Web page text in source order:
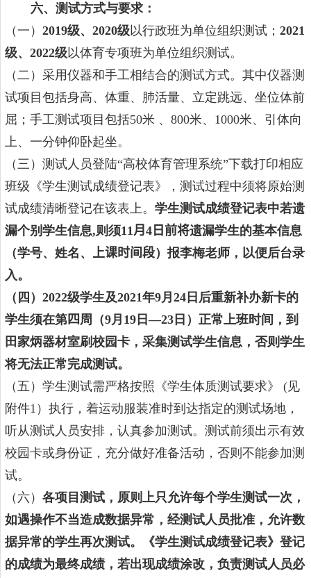
六、测试方式与要求：
（一） 2019级、 2020级以行政班为单位组织测试； 2021
级、 2022级以体育专项班为单位组织测试。
（二）采用仪器和手工相结合的测试方式。其中仪器测
试项目包括身高、体重、肺活量、立定跳远、坐位体前
屈；手工测试项目包括50米 、 800米、 1000米、引体向
上、一分钟仰卧起坐。
（三）测试人员登陆“高校体育管理系统”下载打印相应
班级《学生测试成绩登记表》，测试过程中须将原始测
试成绩清晰登记在该表上。 学生测试成绩登记表中若遗
漏个别学生信息,则须11 月 4 日前将遗漏学生的基本信息
（学号、姓名、
上课时间段）报李梅老师，以便后台录
入。
（四） 2022级学生及2021年9月 24 日后重新补办新卡的
学生须在第四 周（9月 19 日—23 日）正常上班时间，到
田家炳器材室刷校园卡，采集测试学生信息，否则学生
将无法正常完成测试。
（五） 学生测试需严格按照《学生体质测试要求》 (见
附件1 ）执行， 着运动服装准时到达指定的测试场地，
听从测试人员安排，认真参加测试。 测试前须出示有效
校园卡或身份证，充分做好准备活动，否则不能参加测
试。
（六） 各项目测试，原则上只允许每个学生测试一次，
如遇操作不当造成数据异常，经测试人员批准，允许数
据异常的学生再次测试。《学生测试成绩登记表》登记
的成绩为最终成绩，若出现成绩涂改，负责测试人员必